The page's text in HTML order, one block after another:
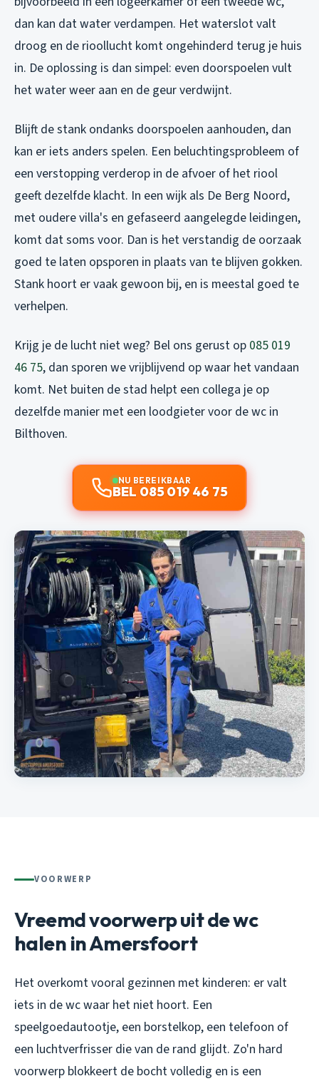
dan kan dat water verdampen. Het waterslot valt
droog en de rioollucht komt ongehinderd terug je huis
in. De oplossing is dan simpel: even doorspoelen vult
het water weer aan en de geur verdwijnt.
Blijft de stank ondanks doorspoelen aanhouden, dan
kan er iets anders spelen. Een beluchtingsprobleem of
een verstopping verderop in de afvoer of het riool
geeft dezelfde klacht. In een wijk als De Berg Noord,
met oudere villa's en gefaseerd aangelegde leidingen,
komt dat soms voor. Dan is het verstandig de oorzaak
goed te laten opsporen in plaats van te blijven gokken.
Stank hoort er vaak gewoon bij, en is meestal goed te
verhelpen.
Krijg je de lucht niet weg? Bel ons gerust op 085 019
46 75, dan sporen we vrijblijvend op waar het vandaan
komt. Net buiten de stad helpt een collega je op
dezelfde manier met een loodgieter voor de wc in
Bilthoven.
NU BEREIKBAAR
BEL 085 019 46 75
VOORWERP
Vreemd voorwerp uit de wc
halen in Amersfoort
Het overkomt vooral gezinnen met kinderen: er valt
iets in de wc waar het niet hoort. Een
speelgoedautootje, een borstelkop, een telefoon of
een luchtverfrisser die van de rand glijdt. Zo'n hard
voorwerp blokkeert de bocht volledig en is een